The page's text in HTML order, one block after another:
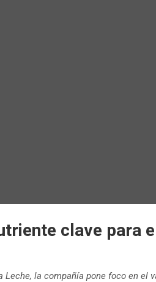
clave para
Leche, la compañía pone foco en el